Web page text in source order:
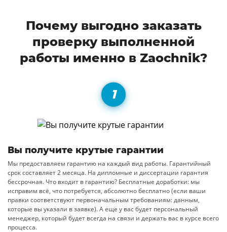
Почему выгодно заказать
проверку выполненной
работы именно в Zaochnik?
Вы получите крутые гарантии
Мы предоставляем гарантию на каждый вид работы. Гарантийный
срок составляет 2 месяца. На дипломные и диссертации гарантия
бессрочная. Что входит в гарантию? Бесплатные доработки: мы
исправим всё, что потребуется, абсолютно бесплатно (если ваши
правки соответствуют первоначальным требованиям: данным,
которые вы указали в заявке). А еще у вас будет персональный
менеджер, который будет всегда на связи и держать вас в курсе всего
процесса.